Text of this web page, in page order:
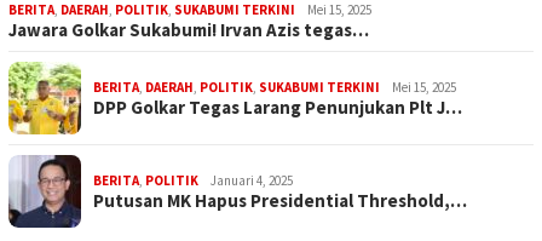
BERITA, DAERAH, POLITIK, SUKABUMI TERKINI Mei 15, 2025
Jawara Golkar Sukabumi! Irvan Azis tegas…
BERITA, DAERAH, POLITIK, SUKABUMI TERKINI Mei 15, 2025
DPP Golkar Tegas Larang Penunjukan Plt J…
BERITA, POLITIK Januari 4, 2025
Putusan MK Hapus Presidential Threshold,…